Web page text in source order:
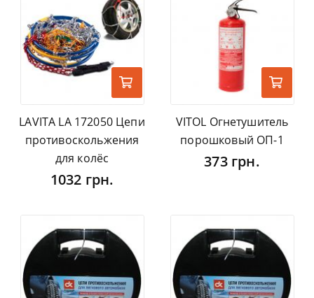
LAVITA LA 172050 Цепи
противоскольжения
для колёс
1032 грн.
VITOL Огнетушитель
порошковый ОП-1
373 грн.